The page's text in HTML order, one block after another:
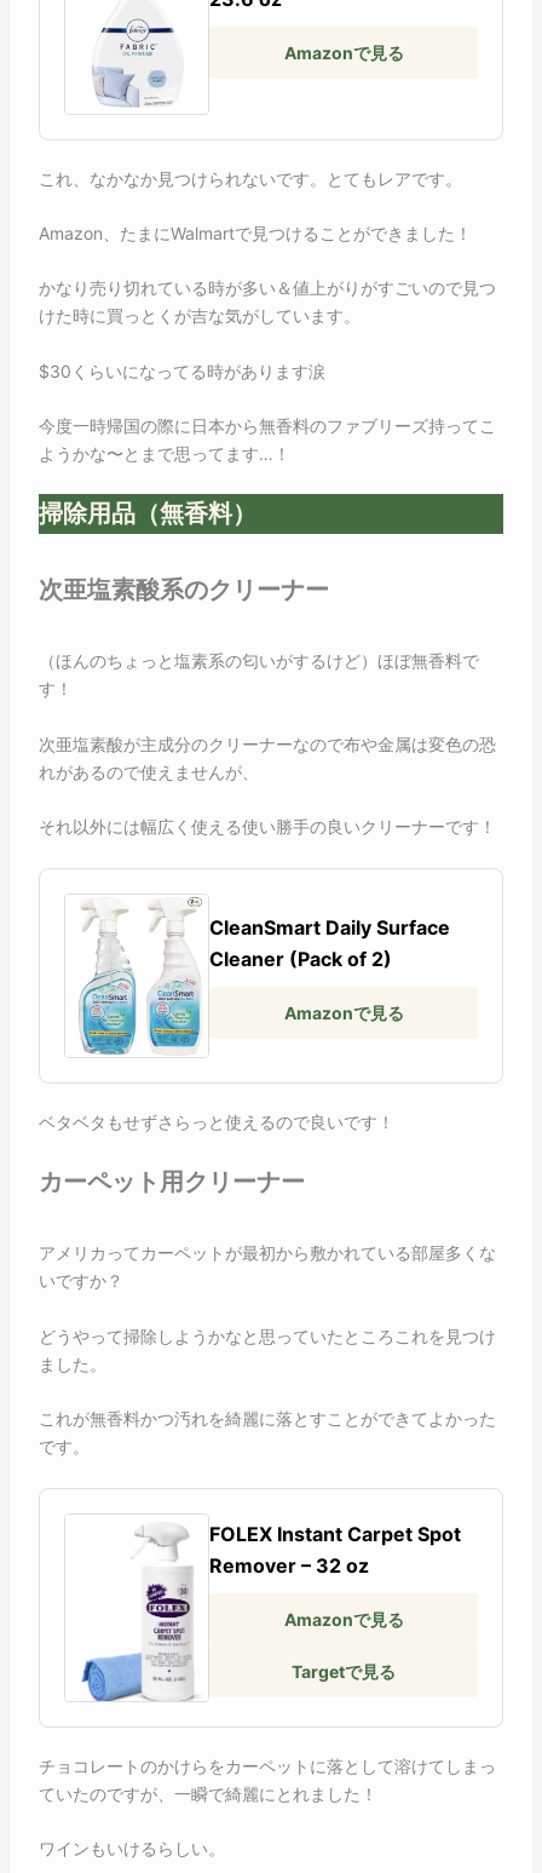
Amazonで見る
これ、なかなか見つけられないです。とてもレアです。
Amazon、たまにWalmartで見つけることができました！
かなり売り切れている時が多い＆値上がりがすごいので見つ
けた時に買っとくが吉な気がしています。
$30くらいになってる時があります涙
今度一時帰国の際に日本から無香料のファブリーズ持ってこ
ようかな〜とまで思ってます…！
掃除用品（無香料）
次亜塩素酸系のクリーナー
（ほんのちょっと塩素系の匂いがするけど）ほぼ無香料で
す！
次亜塩素酸が主成分のクリーナーなので布や金属は変色の恐
れがあるので使えませんが、
それ以外には幅広く使える使い勝手の良いクリーナーです！
CleanSmart Daily Surface
Cleaner (Pack of 2)
Amazonで見る
ベタベタもせずさらっと使えるので良いです！
カーペット用クリーナー
アメリカってカーペットが最初から敷かれている部屋多くな
いですか？
どうやって掃除しようかなと思っていたところこれを見つけ
ました。
これが無香料かつ汚れを綺麗に落とすことができてよかった
です。
FOLEX Instant Carpet Spot
Remover – 32 oz
Amazonで見る
Targetで見る
チョコレートのかけらをカーペットに落として溶けてしまっ
ていたのですが、一瞬で綺麗にとれました！
ワインもいけるらしい。